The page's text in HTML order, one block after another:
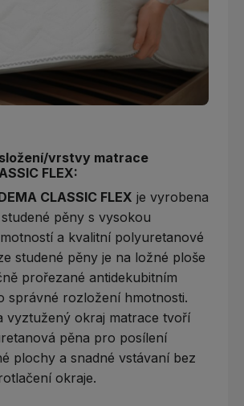
vrstvy matrace
FLEX:
CLASSIC FLEX je vyrobena
pěny s vysokou
a kvalitní polyuretanové
studené pěny je na ložné ploše
prořezané antidekubitním
správné rozložení hmotnosti.
vyztužený okraj matrace tvoří
pěna pro posílení
plochy a snadné vstávaní bez
okraje.